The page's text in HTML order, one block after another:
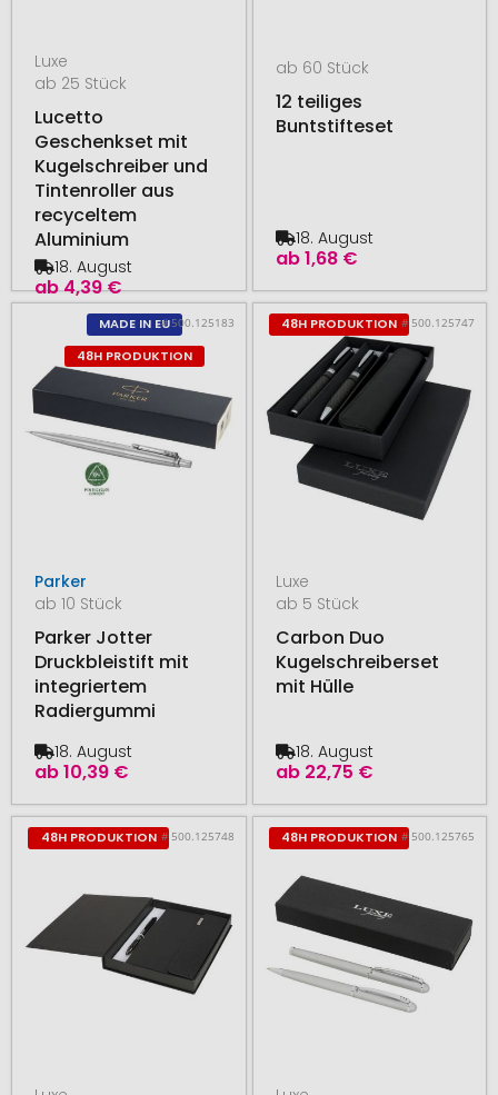
Luxe
ab 25 Stück
Lucetto
Geschenkset mit
Kugelschreiber und
Tintenroller aus
recyceltem
Aluminium
ab4,39 €
18. August
ab 60 Stück
12 teiliges
Buntstifteset
ab1,68 €
18. August
MADE IN EU
48H PRODUKTION
# 500.125183
Parker
ab 10 Stück
Parker Jotter
Druckbleistift mit
integriertem
Radiergummi
ab10,39 €
18. August
48H PRODUKTION # 500.125747
Luxe
ab 5 Stück
Carbon Duo
Kugelschreiberset
mit Hülle
ab 22,75 €
18. August
48H PRODUKTION # 500.125748 48H PRODUKTION # 500.125765